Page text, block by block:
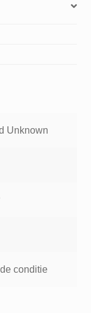
Unknown
conditie